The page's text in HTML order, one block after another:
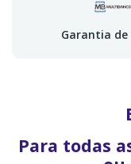
Garantia de
Para todas